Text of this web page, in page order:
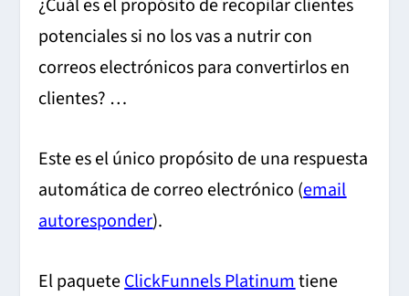
¿Cuál es el propósito de recopilar clientes
potenciales si no los vas a nutrir con
correos electrónicos para convertirlos en
clientes? …
Este es el único propósito de una respuesta
automática de correo electrónico (email
autoresponder).
El paqueteClickFunnels Platinumtiene